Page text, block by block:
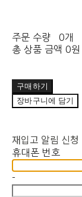
주문 수량
0개
총 상품 금액 0원
구매하기
장바구니에 담기
재입고 알림 신청
휴대폰 번호
-